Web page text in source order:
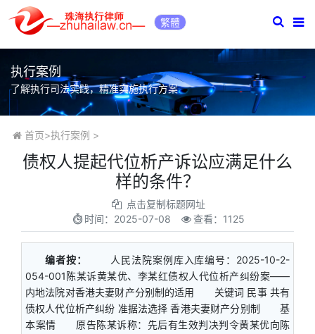
繁體
执行案例
了解执行司法实践，精准实施执行方案
首页>执行案例 >
债权人提起代位析产诉讼应满足什么
样的条件？
点击复制标题网址
时间： 2025-07-08 查看：1125
编者按：
人民法院案例库入库编号：2025-10-2-
054-001陈某诉黄某优、李某红债权人代位析产纠纷案——
内地法院对香港夫妻财产分别制的适用 关键词 民事 共有
债权人代位析产纠纷 准据法选择 香港夫妻财产分别制 基
本案情 原告陈某诉称：先后有生效判决判令黄某优向陈